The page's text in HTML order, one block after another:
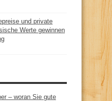
und private
Werte gewinnen
– woran Sie gute